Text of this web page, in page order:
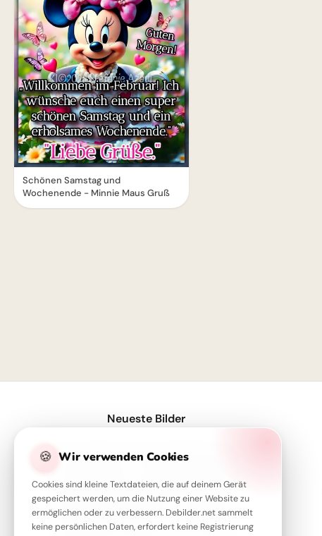
Schönen Samstag und
Wochenende - Minnie Maus Gruß
🍪 Wir verwenden Cookies
Cookies sind kleine Textdateien, die auf deinem Gerät
gespeichert werden, um die Nutzung einer Website zu
ermöglichen oder zu verbessern. Debilder.net sammelt
keine persönlichen Daten, erfordert keine Registrierung
Neueste Bilder
Motivierender Schulstart für WhatsApp: Energiegeladen ins neue Schuljahr!
Moin! Klasse, dass wir uns wiederhaben – Schulstart-Spaß für Instagram